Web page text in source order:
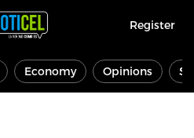
Register
Economy Opinions